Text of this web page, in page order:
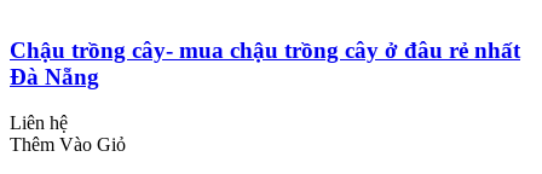
Chậu trồng cây- mua chậu trồng cây ở đâu rẻ nhất
Đà Nẵng
Liên hệ
Thêm Vào Giỏ